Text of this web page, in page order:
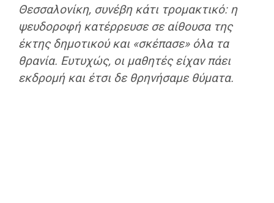
Θεσσαλονίκη, συνέβη κάτι τρομακτικό: η
ψευδοροφή κατέρρευσε σε αίθουσα της
έκτης δημοτικού και «σκέπασε» όλα τα
θρανία. Ευτυχώς, οι μαθητές είχαν πάει
εκδρομή και έτσι δε θρηνήσαμε θύματα.